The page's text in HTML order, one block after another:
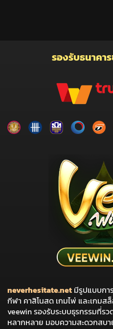
รองรับธนาคา
neverhesitate.net มีรูปแบบกา
กีฬา คาสิโนสด เกมไพ่ และเกมส
veewin รองรับระบบธุรกรรมที่รว
หลากหลาย มอบความสะดวกสบา